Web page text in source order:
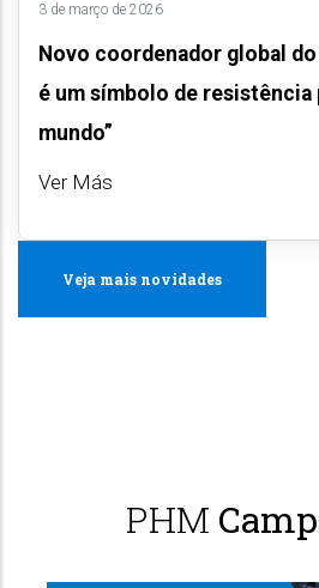
3 de março de 2026
Novo coordenador global do
é um símbolo de resistência
mundo”
Ver Más
Veja mais novidades
PHM